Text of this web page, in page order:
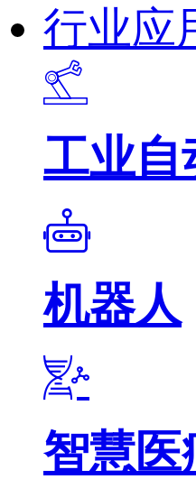
行业应
工业自
机器人
智慧医